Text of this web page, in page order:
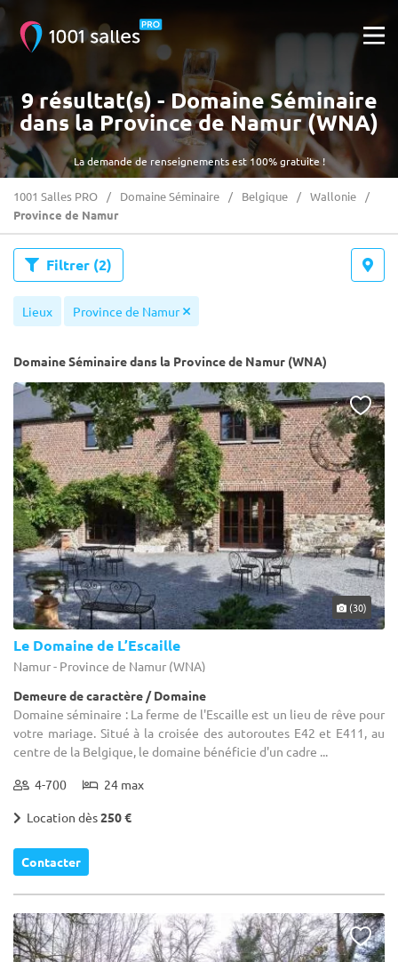
La demande de renseignements est 100% gratuite !
9 résultat(s) - Domaine Séminaire
dans la Province de Namur (WNA)
1001 Salles PRO Domaine Séminaire Belgique
Wallonie
Province de Namur
Filtrer (2)
Lieux Province de Namur
Domaine Séminaire dans la Province de Namur (WNA)
(30)
Le Domaine de L’Escaille
Namur - Province de Namur (WNA)
Demeure de caractère / Domaine
Domaine séminaire : La ferme de l'Escaille est un lieu de rêve pour
votre mariage. Situé à la croisée des autoroutes E42 et E411, au
centre de la Belgique, le domaine bénéficie d'un cadre ...
4-700 24 max
Location dès250 €
Contacter